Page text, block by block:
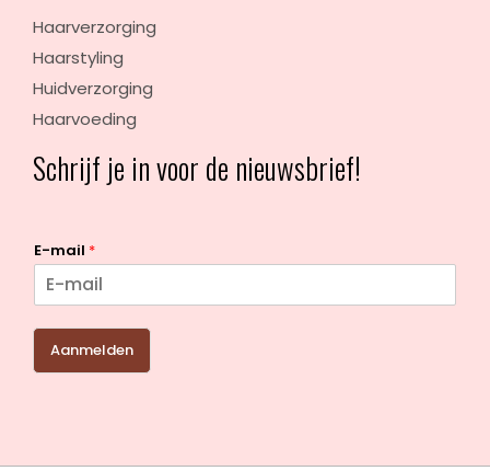
Haarverzorging
Haarstyling
Huidverzorging
Haarvoeding
Schrijf je in voor de nieuwsbrief!
E-mail *
Aanmelden